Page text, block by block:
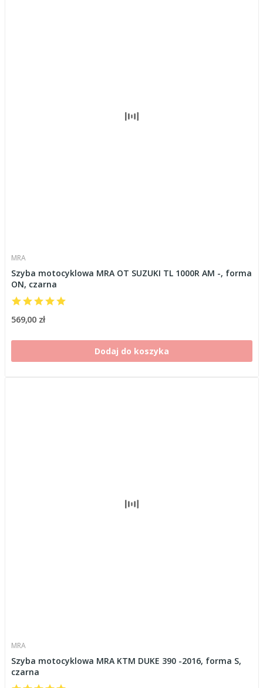
MRA
Szyba motocyklowa MRA OT SUZUKI TL 1000R AM -, forma
ON, czarna
569,00 zł
Dodaj do koszyka
MRA
Szyba motocyklowa MRA KTM DUKE 390 -2016, forma S,
czarna